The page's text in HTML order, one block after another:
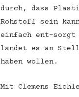
durch, dass
Rohstoff sein
einfach ent-sorgt
landet es an
haben wollen.
Mit Clemens